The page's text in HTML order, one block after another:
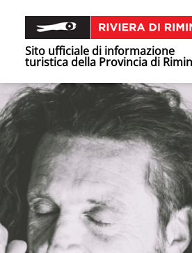
Sito ufficiale di informazione
turistica della Provincia di